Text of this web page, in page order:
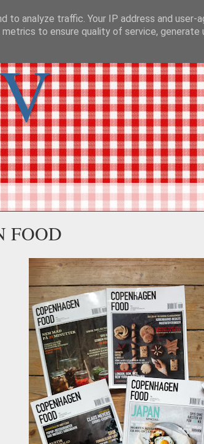
FOOD
to analyze traffic. Your IP address and user-
to ensure quality of service, generate